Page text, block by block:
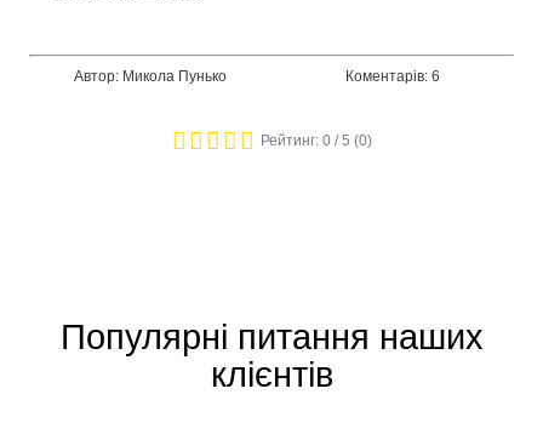
Автор: Микола Пунько Коментарів: 6
Рейтинг: 0/ 5 (0)
Популярні питання наших
клієнтів